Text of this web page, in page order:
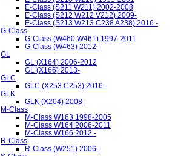
E-Class (S211 W211) 2002-2008
E-Class (S212 W212 V212) 2009-
E-Class (S213 W213 C238 A238) 2016 -
G-Class
G-Class (W460 W461) 1997-2011
G-Class (W463) 2012-
GL
GL (X164) 2006-2012
GL (X166) 2013-
GLC
GLC (X253 C253) 2016 -
GLK
GLK (X204) 2008-
M-Class
M-Class W163 1998-2005
M-Class W164 2006-2011
M-Class W166 2012 -
R-Class
R-Class (W251) 2006-